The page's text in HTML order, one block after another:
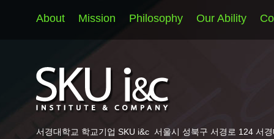
About Mission Philosophy Our Ability
서경대학교 학교기업 SKU i&c 서울시 성북구 서경로 124 서